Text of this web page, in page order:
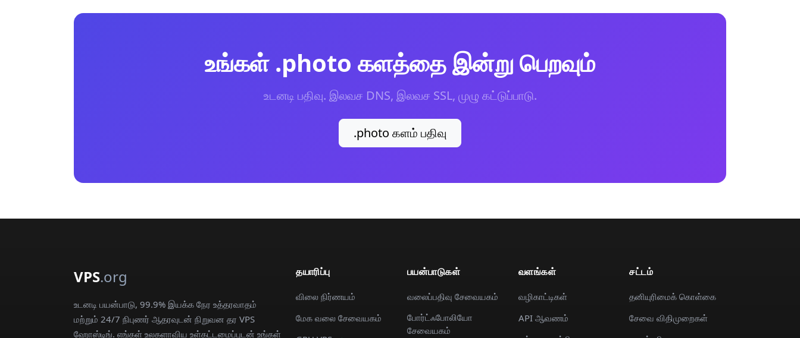
உங்கள் .photo களத்தை இன்று பெறவும்
உடனடி பதிவு. இலவச DNS, இலவச SSL, முழு கட்டுப்பாடு.
.photo களம் பதிவு
VPS.org
உடனடி பயன்பாடு, 99.9% இயக்க நேர உத்தரவாதம்
மற்றும் 24/7 நிபுணர் ஆதரவுடன் நிறுவன தர VPS
ஹோஸ்டிங். எங்கள் உலகளாவிய உள்கட்டமைப்புடன் உங்கள்
தயாரிப்பு
விலை நிர்ணயம்
மேக வலை சேவையகம்
பயன்பாடுகள்
வலைப்பதிவு சேவையகம்
போர்ட்ஃபோலியோ
சேவையகம்
வளங்கள்
வழிகாட்டிகள்
API ஆவணம்
சட்டம்
தனியுரிமைக் கொள்கை
சேவை விதிமுறைகள்